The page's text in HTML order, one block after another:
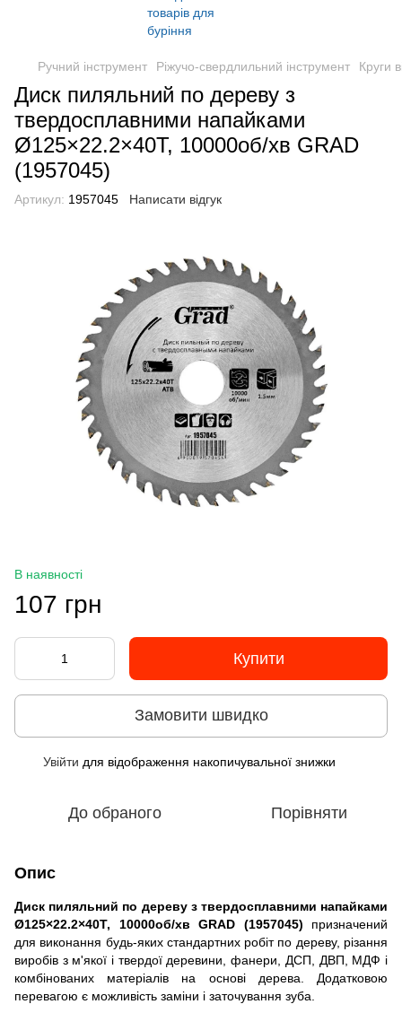
Ручний інструмент Ріжучо-свердлильний інструмент Круги
Диск пиляльний по дереву з
твердосплавними напайками
Ø125×22.2×40Т, 10000об/хв GRAD
(1957045)
Артикул: 1957045 Написати відгук
В наявності
107 грн
Купити
Замовити швидко
Увійти для відображення накопичувальної знижки
До обраного Порівняти
Опис
Диск пиляльний по дереву з твердосплавними напайками
Ø125×22.2×40Т, 10000об/хв GRAD (1957045) призначений
для виконання будь-яких стандартних робіт по дереву, різання
виробів з м'якої і твердої деревини, фанери, ДСП, ДВП, МДФ і
комбінованих матеріалів на основі дерева. Додатковою
перевагою є можливість заміни і заточування зуба.